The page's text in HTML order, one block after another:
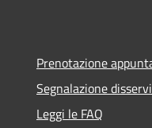
Prenotazione
Segnalazione
Leggi le FAQ